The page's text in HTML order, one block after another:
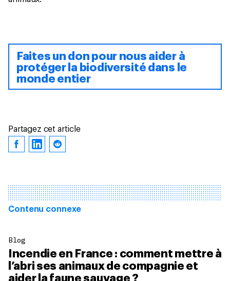
Faites un don pour nous aider à
protéger la biodiversité dans le
monde entier
Partagez cet article
Contenu connexe
Blog
Incendie en France : comment mettre à
l’abri ses animaux de compagnie et
aider la faune sauvage ?